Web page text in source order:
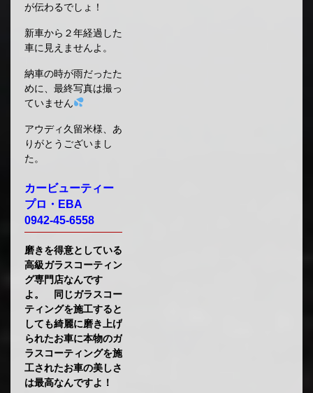
が伝わるでしょ！
新車から２年経過した
車に見えませんよ。
納車の時が雨だったた
めに、最終写真は撮っ
ていません
アウディ久留米様、あ
りがとうございまし
た。
カービューティー
プロ・EBA
0942-45-6558
磨きを得意としている
高級ガラスコーティン
グ専門店なんです
よ。 同じガラスコー
ティングを施工すると
しても綺麗に磨き上げ
られたお車に本物のガ
ラスコーティングを施
工されたお車の美しさ
は最高なんですよ！